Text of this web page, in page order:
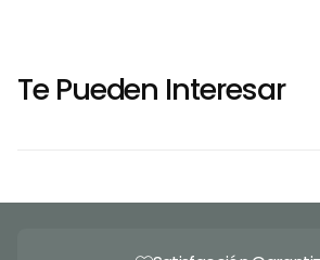
Te Pueden Interesar